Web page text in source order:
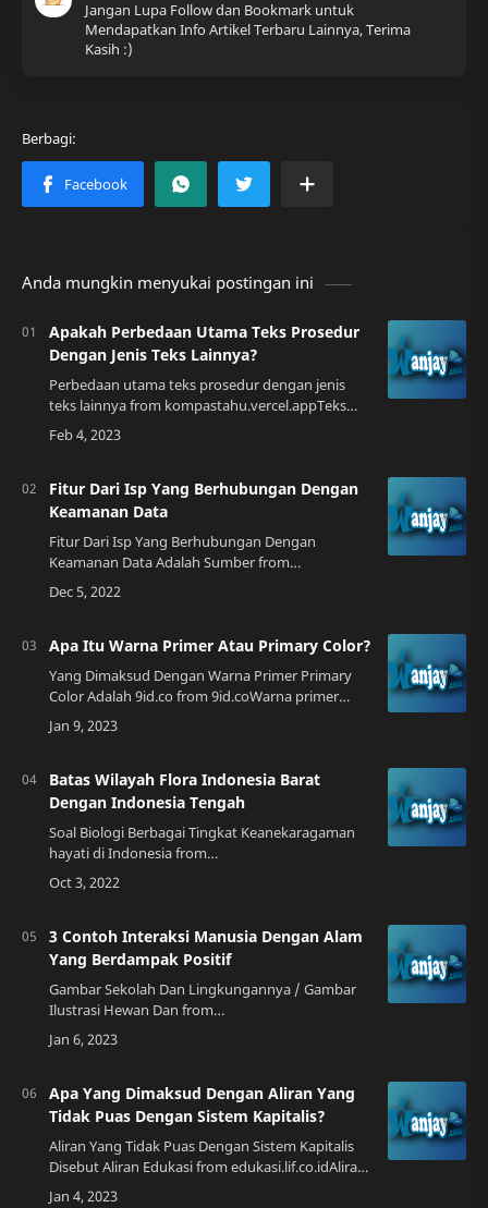
Jangan Lupa Follow dan Bookmark untuk
Mendapatkan Info Artikel Terbaru Lainnya, Terima
Kasih :)
Anda mungkin menyukai postingan ini
Apakah Perbedaan Utama Teks Prosedur
Dengan Jenis Teks Lainnya?
Perbedaan utama teks prosedur dengan jenis
teks lainnya from kompastahu.vercel.appTeks
prosedur adalah jenis teks yang digunakan untuk
memberikan petunjuk yang jelas tentang car…
Fitur Dari Isp Yang Berhubungan Dengan
Keamanan Data
Fitur Dari Isp Yang Berhubungan Dengan
Keamanan Data Adalah Sumber from
iniberbagidata.blogspot.comMeningkatnya
Keamanan DataKeamanan data adalah salah satu
Apa Itu Warna Primer Atau Primary Color?
Yang Dimaksud Dengan Warna Primer Primary
Color Adalah 9id.co from 9id.coWarna primer
adalah warna dasar yang digunakan untuk
menciptakan warna lain. Warna primer dapat
Batas Wilayah Flora Indonesia Barat
Dengan Indonesia Tengah
Soal Biologi Berbagai Tingkat Keanekaragaman
hayati di Indonesia from
belajar12tahun.blogspot.comKedudukan
Geografis untuk Membedakan Wilayah
3 Contoh Interaksi Manusia Dengan Alam
Yang Berdampak Positif
Gambar Sekolah Dan Lingkungannya / Gambar
Ilustrasi Hewan Dan from
galerimaura.blogspot.com1. Penanaman
PohonPenanaman pohon adalah salah satu
Apa Yang Dimaksud Dengan Aliran Yang
Tidak Puas Dengan Sistem Kapitalis?
Aliran Yang Tidak Puas Dengan Sistem Kapitalis
Disebut Aliran Edukasi from edukasi.lif.co.idAliran
yang tidak puas dengan sistem kapitalis adalah